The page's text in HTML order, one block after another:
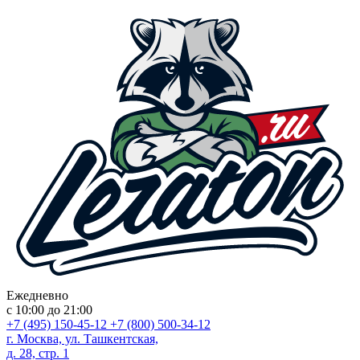
Ежедневно
с 10:00 до 21:00
+7 (495) 150-45-12 +7 (800) 500-34-12
г. Москва, ул. Ташкентская,
д. 28, стр. 1